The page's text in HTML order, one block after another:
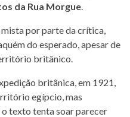
da Rua Morgue.
por parte da crítica,
do esperado, apesar de
britânico.
britânica, em 1921,
egípcio, mas
texto tenta soar parecer